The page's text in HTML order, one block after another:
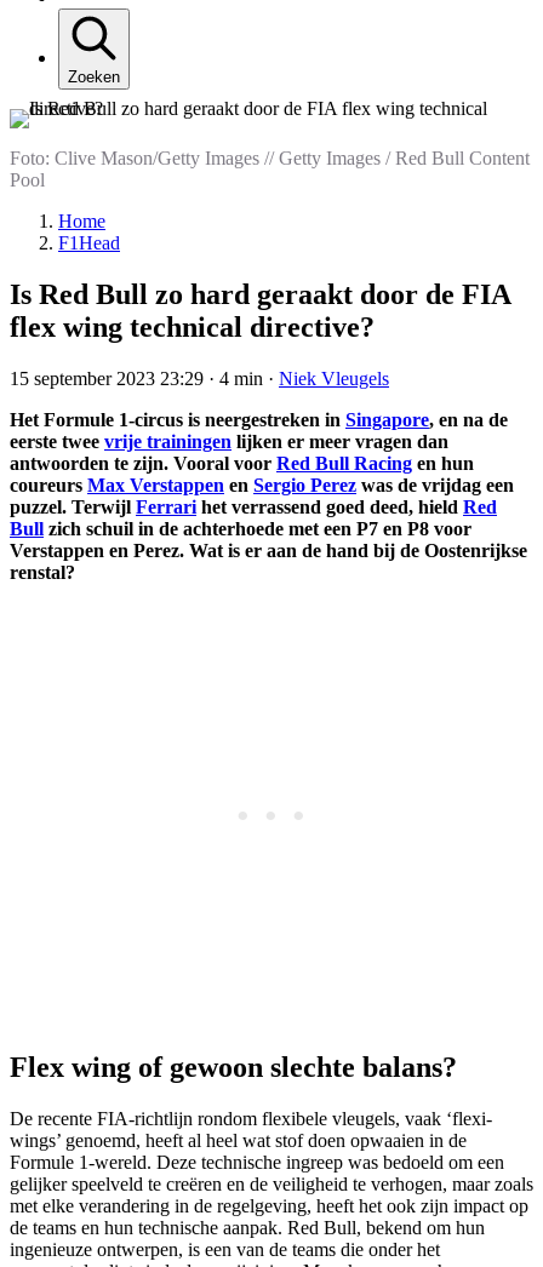
Zoeken
Foto: Clive Mason/Getty Images // Getty Images / Red Bull Content
Pool
Home
F1Head
Is Red Bull zo hard geraakt door de FIA
flex wing technical directive?
15 september 2023 23:29 · 4 min · Niek Vleugels
Het Formule 1-circus is neergestreken in Singapore, en na de
eerste twee vrije trainingen lijken er meer vragen dan
antwoorden te zijn. Vooral voor Red Bull Racing en hun
coureurs Max Verstappen en Sergio Perez was de vrijdag een
puzzel. Terwijl Ferrari het verrassend goed deed, hield Red
Bull zich schuil in de achterhoede met een P7 en P8 voor
Verstappen en Perez. Wat is er aan de hand bij de Oostenrijkse
renstal?
Flex wing of gewoon slechte balans?
De recente FIA-richtlijn rondom flexibele vleugels, vaak ‘flexi-
wings’ genoemd, heeft al heel wat stof doen opwaaien in de
Formule 1-wereld. Deze technische ingreep was bedoeld om een
gelijker speelveld te creëren en de veiligheid te verhogen, maar zoals
met elke verandering in de regelgeving, heeft het ook zijn impact op
de teams en hun technische aanpak. Red Bull, bekend om hun
ingenieuze ontwerpen, is een van de teams die onder het